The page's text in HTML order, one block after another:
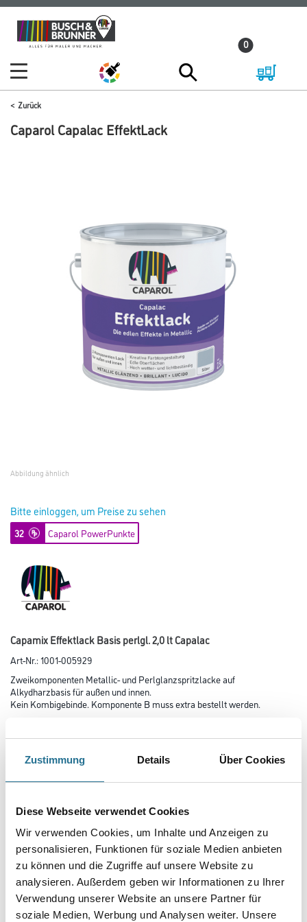
Zustimmung Details Über Cookies
Diese Webseite verwendet Cookies
Wir verwenden Cookies, um Inhalte und Anzeigen zu
personalisieren, Funktionen für soziale Medien anbieten
zu können und die Zugriffe auf unsere Website zu
analysieren. Außerdem geben wir Informationen zu Ihrer
Verwendung unserer Website an unsere Partner für
soziale Medien, Werbung und Analysen weiter. Unsere
Zum
Inhalt
Zum
Navigationsmenü
0
Zurück
Caparol Capalac EffektLack
Abbildung ähnlich
Bitte einloggen, um Preise zu sehen
32 Caparol PowerPunkte
Capamix Effektlack Basis perlgl. 2,0 lt Capalac
Art-Nr.:1001-005929
Zweikomponenten Metallic- und Perlglanzspritzlacke auf
Alkydharzbasis für außen und innen.
Kein Kombigebinde. Komponente B muss extra bestellt werden.
Glanzgrad
Gebinde